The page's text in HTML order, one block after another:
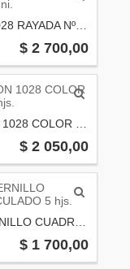
FICHA 1028 RAYADA Nº 1 X 100 uni.
$ 2 700,00
$ 2 050,00
$ 1 700,00